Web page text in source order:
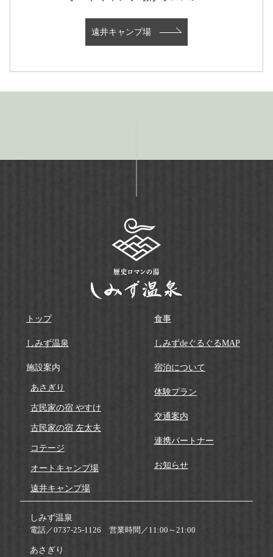
遠井キャンプ場
トップ
しみず温泉
施設案内
あさぎり
古民家の宿 やすけ
古民家の宿 左太夫
コテージ
オートキャンプ場
遠井キャンプ場
食事
しみずdeぐるぐるMAP
宿泊について
体験プラン
交通案内
連携パートナー
お知らせ
しみず温泉
電話／0737-25-1126 営業時間／ 11:00～21:00
あさぎり